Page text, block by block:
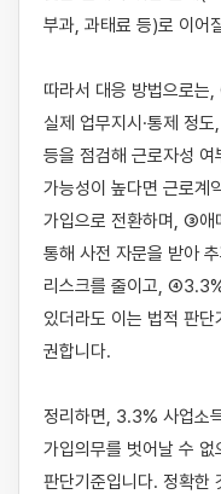
부과, 과태료 등)로 이어
따라서 대응 방법으로는
실제 업무지시·통제 정
등을 점검해 근로자성
가능성이 높다면 근로계
가입으로 전환하며, ③애
통해 사전 자문을 받아
리스크를 줄이고,
있더라도 이는 법적 판
권합니다.
정리하면, 3.3% 사업소
가입의무를 벗어날 수
판단기준입니다. 정확한